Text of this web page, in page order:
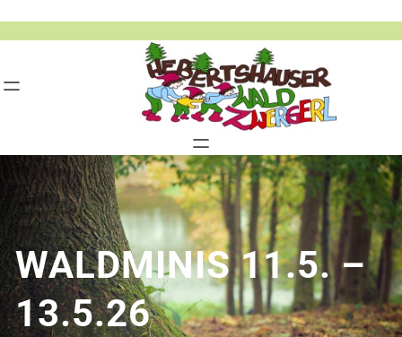
WALDMINIS 11.5. –
13.5.26